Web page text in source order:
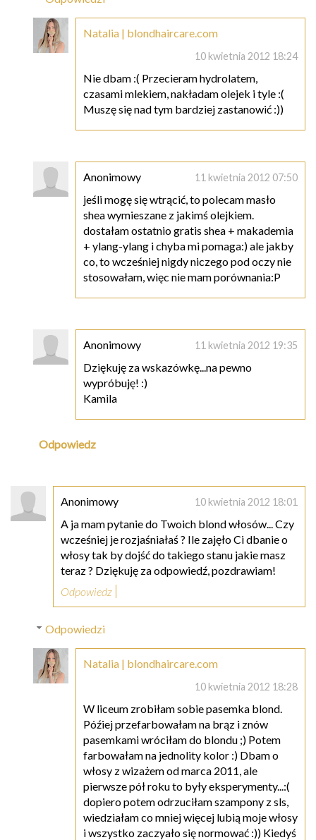
Natalia | blondhaircare.com
10 kwietnia 2012 18:24
Nie dbam :( Przecieram hydrolatem,
czasami mlekiem, nakładam olejek i tyle :(
Muszę się nad tym bardziej zastanowić :))
Anonimowy 11 kwietnia 2012 07:50
jeśli mogę się wtrącić, to polecam masło
shea wymieszane z jakimś olejkiem.
dostałam ostatnio gratis shea + makademia
+ ylang-ylang i chyba mi pomaga:) ale jakby
co, to wcześniej nigdy niczego pod oczy nie
stosowałam, więc nie mam porównania:P
Anonimowy 11 kwietnia 2012 19:35
Dziękuję za wskazówkę...na pewno
wypróbuję! :)
Kamila
Odpowiedz
Anonimowy 10 kwietnia 2012 18:01
A ja mam pytanie do Twoich blond włosów... Czy
wcześniej je rozjaśniałaś ? Ile zajęło Ci dbanie o
włosy tak by dojść do takiego stanu jakie masz
teraz ? Dziękuję za odpowiedź, pozdrawiam!
Odpowiedz
Odpowiedzi
Natalia | blondhaircare.com
10 kwietnia 2012 18:28
W liceum zrobiłam sobie pasemka blond.
Późiej przefarbowałam na brąz i znów
pasemkami wróciłam do blondu ;) Potem
farbowałam na jednolity kolor :) Dbam o
włosy z wizażem od marca 2011, ale
pierwsze pół roku to były eksperymenty...:(
dopiero potem odrzuciłam szampony z sls,
wiedziałam co mniej więcej lubią moje włosy
i wszystko zaczyało się normować :)) Kiedyś